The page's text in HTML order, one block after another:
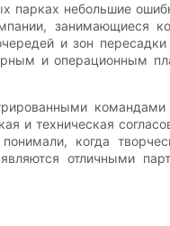
парках небольшие
занимающиеся
и зон пересадки
и операционным
и техническая
когда
отличными